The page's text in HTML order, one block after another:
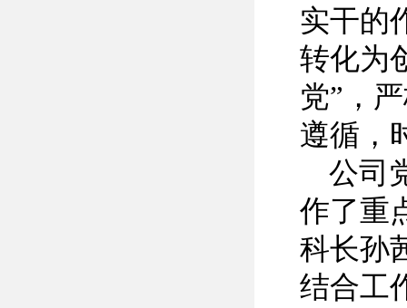
实干的
转化为
党”，
遵循，
公司
作了重
科长孙
结合工